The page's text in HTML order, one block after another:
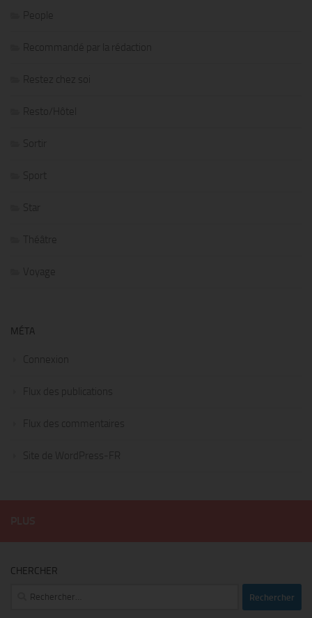
People
Recommandé par la rédaction
Restez chez soi
Resto/Hôtel
Sortir
Sport
Star
Théâtre
Voyage
MÉTA
Connexion
Flux des publications
Flux des commentaires
Site de WordPress-FR
CHERCHER
Rechercher :